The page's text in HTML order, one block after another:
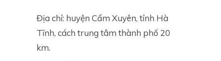
Địa chỉ: huyện Cẩm Xuyên, tỉnh Hà
Tĩnh, cách trung tâm thành phố 20
km.